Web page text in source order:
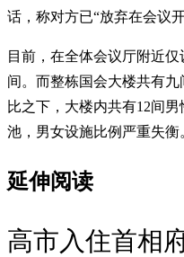
话，称对方已“放弃在会议
目前，在全体会议厅附近
间。而整栋国会大楼共有
比之下，大楼内共有12间
池，男女设施比例严重失衡
延伸阅读
高市入住首相